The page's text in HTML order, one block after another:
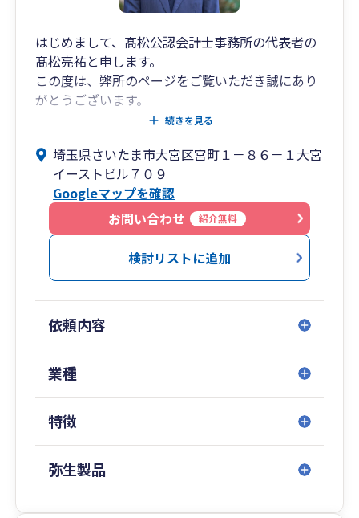
はじめまして、髙松公認会計士事務所の代表者の
髙松亮祐と申します。
この度は、弊所のページをご覧いただき誠にあり
がとうございます。
大手監査法人・中堅税理士法人にて7.5年間大会社
から中小企業の会計・税務、個人税務を経験した
実績をもとに、お客様の事業成長に貢献すること
を理念として、会計・税務・財務のサポートを提
供しております。
税務申告や経理の代行だけでなく、事業をどうの
ように拡大・成長した方がいいかなど経営に関す
に合わせたサポートで、経営のパートナーとして
の関係を構築できたらと思っております。
なってきています。弊所は、ITを通して、お客様
の業務効率化の向上や経費削減に繋げられるよう
業務設計のサポートをさせていただきます。
続きを見る
埼玉県さいたま市大宮区宮町１－８６－１大宮
イーストビル７０９
Googleマップを確認
お問い合わせ
紹介無料
検討リストに追加
依頼内容
業種
特徴
弥生製品